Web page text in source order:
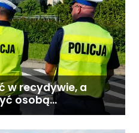
w recydywie, a
osobą